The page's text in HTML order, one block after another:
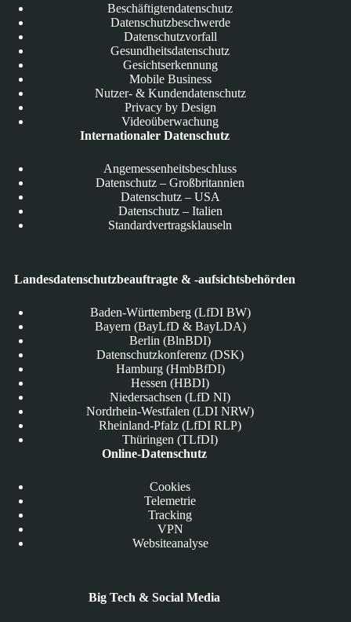
Beschäftigtendatenschutz
Datenschutzbeschwerde
Datenschutzvorfall
Gesundheitsdatenschutz
Gesichtserkennung
Mobile Business
Nutzer- & Kundendatenschutz
Privacy by Design
Videoüberwachung
Internationaler Datenschutz
Angemessenheitsbeschluss
Datenschutz – Großbritannien
Datenschutz – USA
Datenschutz – Italien
Standardvertragsklauseln
Landesdatenschutzbeauftragte & -aufsichtsbehörden
Baden-Württemberg (LfDI BW)
Bayern (BayLfD & BayLDA)
Berlin (BlnBDI)
Datenschutzkonferenz (DSK)
Hamburg (HmbBfDI)
Hessen (HBDI)
Niedersachsen (LfD NI)
Nordrhein-Westfalen (LDI NRW)
Rheinland-Pfalz (LfDI RLP)
Thüringen (TLfDI)
Online-Datenschutz
Cookies
Telemetrie
Tracking
VPN
Websiteanalyse
Big Tech & Social Media